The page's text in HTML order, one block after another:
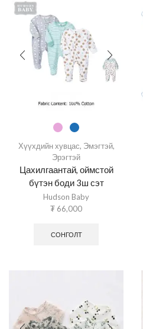
Хүүхдийн хувцас, Эмэгтэй,
Эрэгтэй
Цахилгаантай, оймстой
бүтэн боди 3ш сэт
Hudson Baby
₮ 66,000
СОНГОЛТ